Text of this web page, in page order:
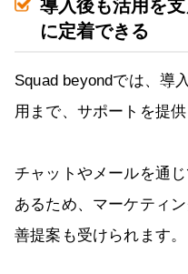
導入後も活用を
に定着できる
Squad beyondでは、導
用まで、サポートを提供
チャットやメールを通
あるため、マーケティ
善提案も受けられます。